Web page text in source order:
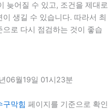
늦어질 수 있고, 조건을 제대로
생길 수 있습니다. 따라서 최
로 다시 점검하는 것이 좋습
06월19일 01시23분
구막힘 페이지를 기준으로 확인